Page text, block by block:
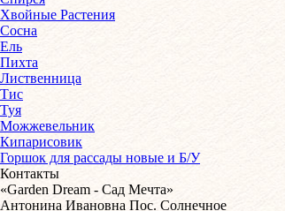
Хвойные Растения
Сосна
Ель
Пихта
Лиственница
Тис
Туя
Можжевельник
Кипарисовик
Горшок для рассады новые и Б/У
Контакты
«Garden Dream - Сад Мечта»
Антонина Ивановна Пос. Солнечное